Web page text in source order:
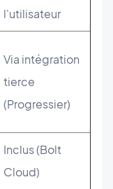
l'utilisateur
Via intégration
tierce
(Progressier)
Inclus (Bolt
Cloud)